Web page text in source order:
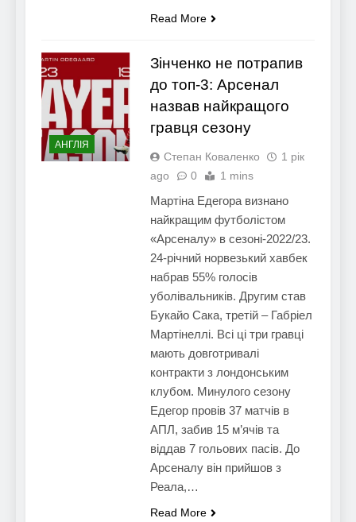
Read More
АНГЛІЯ
Зінченко не потрапив
до топ-3: Арсенал
назвав найкращого
гравця сезону
Степан Коваленко
1 рік
ago
0 1 mins
Мартіна Едегора визнано
найкращим футболістом
«Арсеналу» в сезоні-2022/23.
24-річний норвезький хавбек
набрав 55% голосів
уболівальників. Другим став
Букайо Сака, третій – Габріел
Мартінеллі. Всі ці три гравці
мають довготривалі
контракти з лондонським
клубом. Минулого сезону
Едегор провів 37 матчів в
АПЛ, забив 15 м’ячів та
віддав 7 гольових пасів. До
Арсеналу він прийшов з
Реала,…
Read More